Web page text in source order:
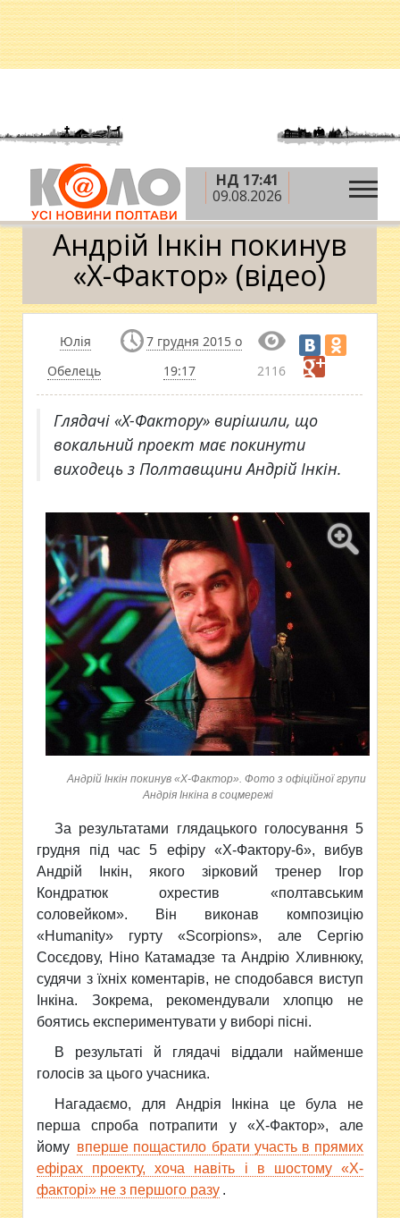
НД 17:41
09.08.2026
Головна » Новини » Дозвілля »Андрій Інкін
покинув «Х-Фактор» (відео)
Андрій Інкін покинув
«Х-Фактор» (відео)
Юлія
Обелець
7 грудня 2015 о
19:17
2116
Глядачі «Х-Фактору» вирішили, що
вокальний проект має покинути
виходець з Полтавщини Андрій Інкін.
Андрій Інкін покинув «Х-Фактор». Фото з офіційної групи
Андрія Інкіна в соцмережі
За результатами глядацького голосування 5
грудня під час 5 ефіру «Х-Фактору-6», вибув
Андрій Інкін, якого зірковий тренер Ігор
Кондратюк охрестив «полтавським
соловейком». Він виконав композицію
«Humanity» гурту «Scorpions», але Сергію
Сосєдову, Ніно Катамадзе та Андрію Хливнюку,
судячи з їхніх коментарів, не сподобався виступ
Інкіна. Зокрема, рекомендували хлопцю не
боятись експериментувати у виборі пісні.
В результаті й глядачі віддали найменше
голосів за цього учасника.
Нагадаємо, для Андрія Інкіна це була не
перша спроба потрапити у «Х-Фактор», але
йому вперше пощастило брати участь в прямих
ефірах проекту, хоча навіть і в шостому «Х-
факторі» не з першого разу .